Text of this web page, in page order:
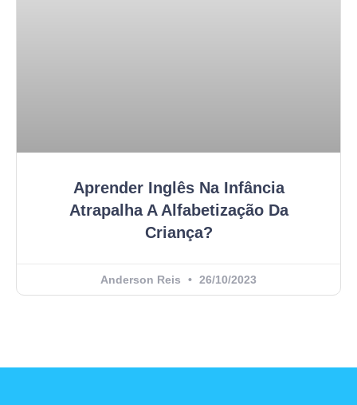
Aprender Inglês Na Infância
Atrapalha A Alfabetização Da
Criança?
Anderson Reis 26/10/2023